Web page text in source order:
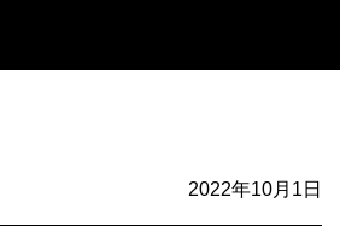
2022年10月1日